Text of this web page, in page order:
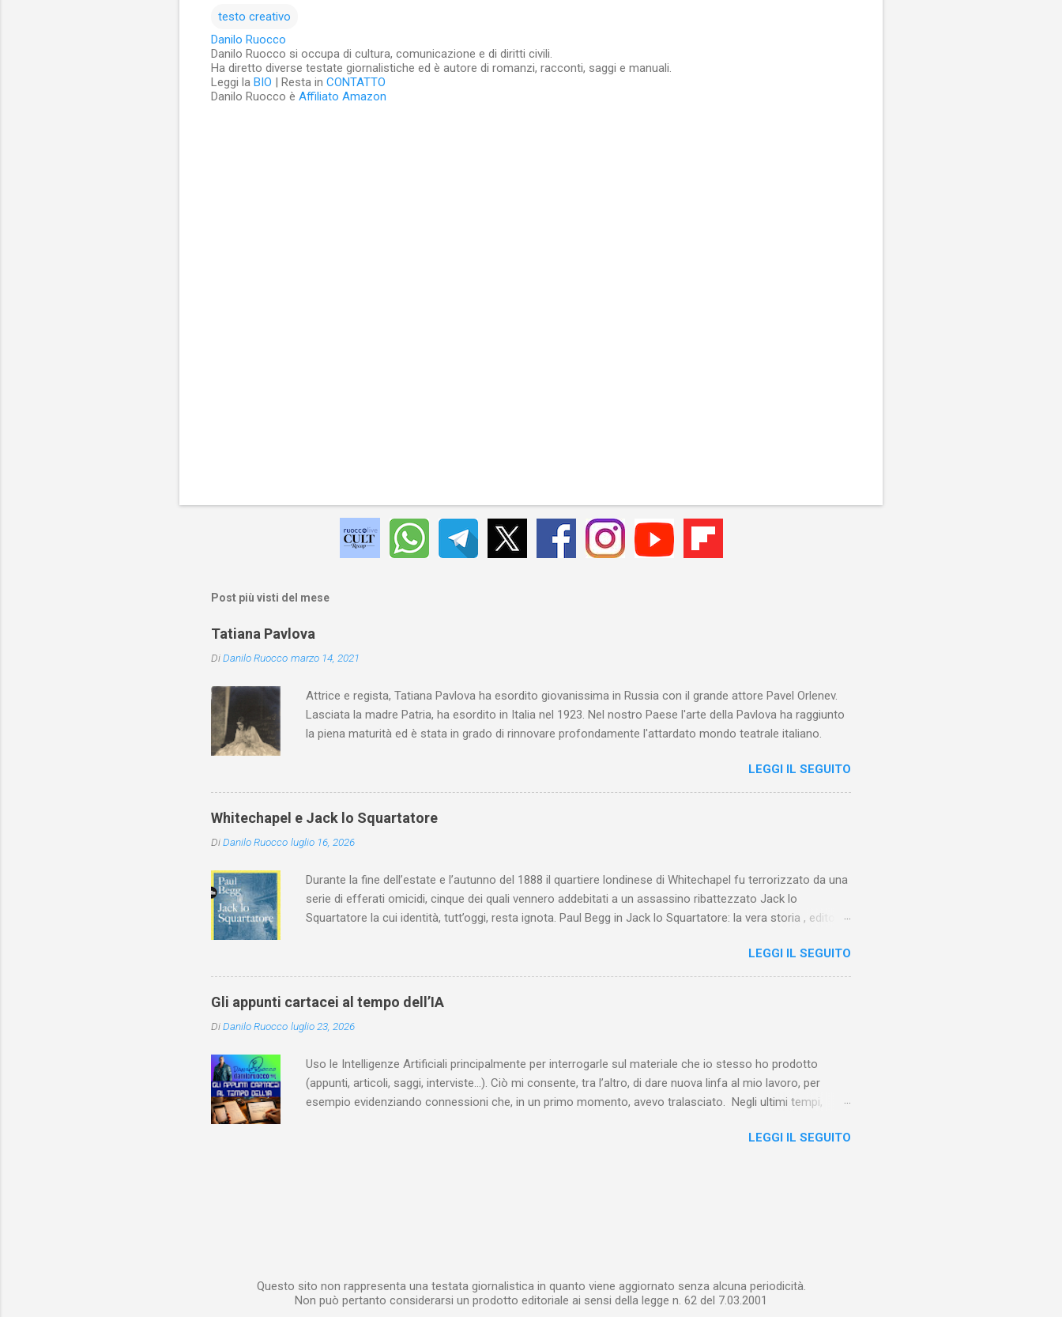
testo creativo
Danilo Ruocco
Danilo Ruocco si occupa di cultura, comunicazione e di diritti civili.
Ha diretto diverse testate giornalistiche ed è autore di romanzi, racconti, saggi e manuali.
Leggi la BIO | Resta in CONTATTO
Danilo Ruocco è Affiliato Amazon
Post più visti del mese
Tatiana Pavlova
DiDanilo Ruocco marzo 14, 2021
Attrice e regista, Tatiana Pavlova ha esordito giovanissima in Russia con il grande attore Pavel Orlenev.
Lasciata la madre Patria, ha esordito in Italia nel 1923. Nel nostro Paese l'arte della Pavlova ha raggiunto
la piena maturità ed è stata in grado di rinnovare profondamente l'attardato mondo teatrale italiano.
LEGGI IL SEGUITO
Whitechapel e Jack lo Squartatore
DiDanilo Ruocco luglio 16, 2026
Durante la fine dell’estate e l’autunno del 1888 il quartiere londinese di Whitechapel fu terrorizzato da una
serie di efferati omicidi, cinque dei quali vennero addebitati a un assassino ribattezzato Jack lo
Squartatore la cui identità, tutt’oggi, resta ignota. Paul Begg in Jack lo Squartatore: la vera storia , edito da
dedica anche (e, in alcuni capitoli, soprattutto) a ricostruire la storia di Whitechapel e del East End e a
ricapitolare le lotte intestine al Ministero dell’Interno. Ne esce un quadro davvero sconsolante:
l’architettura sociale dell'Inghilterra vittoriana era inverosimilmente classista, e al suo vertice c’era una
classe dominante che non aveva alcun interesse nei confronti delle classi subalterne. Non era
interessata a sapere quali fossero le reali condizioni di vita delle persone che abitavano nell’East End e
LEGGI IL SEGUITO
Gli appunti cartacei al tempo dell’IA
DiDanilo Ruocco luglio 23, 2026
Uso le Intelligenze Artificiali principalmente per interrogarle sul materiale che io stesso ho prodotto
(appunti, articoli, saggi, interviste…). Ciò mi consente, tra l’altro, di dare nuova linfa al mio lavoro, per
esempio evidenziando connessioni che, in un primo momento, avevo tralasciato. Negli ultimi tempi,
Notebook (già NotebookLM) e lo riempio con il materiale che ho già realizzato nel corso del tempo e che
LEGGI IL SEGUITO
Questo sito non rappresenta una testata giornalistica in quanto viene aggiornato senza alcuna periodicità.
Non può pertanto considerarsi un prodotto editoriale ai sensi della legge n. 62 del 7.03.2001